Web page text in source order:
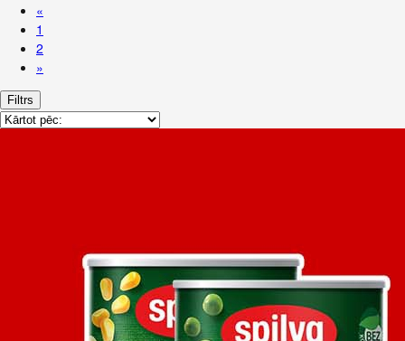
«
1
2
»
Filtrs